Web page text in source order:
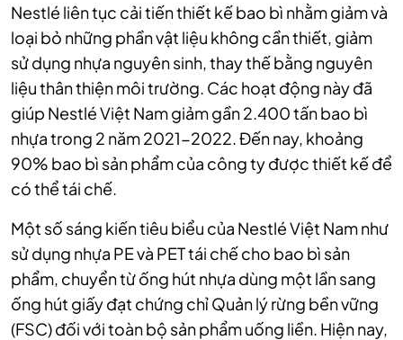
Nestlé liên tục cải tiến thiết kế bao bì nhằm giảm và
loại bỏ những phần vật liệu không cần thiết, giảm
sử dụng nhựa nguyên sinh, thay thế bằng nguyên
liệu thân thiện môi trường. Các hoạt động này đã
giúp Nestlé Việt Nam giảm gần 2.400 tấn bao bì
nhựa trong 2 năm 2021-2022. Đến nay, khoảng
90% bao bì sản phẩm của công ty được thiết kế để
có thể tái chế.
Một số sáng kiến tiêu biểu của Nestlé Việt Nam như
sử dụng nhựa PE và PET tái chế cho bao bì sản
phẩm, chuyển từ ống hút nhựa dùng một lần sang
ống hút giấy đạt chứng chỉ Quản lý rừng bền vững
(FSC) đối với toàn bộ sản phẩm uống liền. Hiện nay,